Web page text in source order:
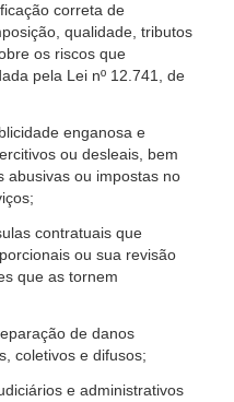
correta de
qualidade, tributos
os riscos que
pela Lei nº 12.741, de
enganosa e
ou desleais, bem
abusivas ou impostas no
contratuais que
ou sua revisão
que as tornem
de danos
coletivos e difusos;
e administrativos